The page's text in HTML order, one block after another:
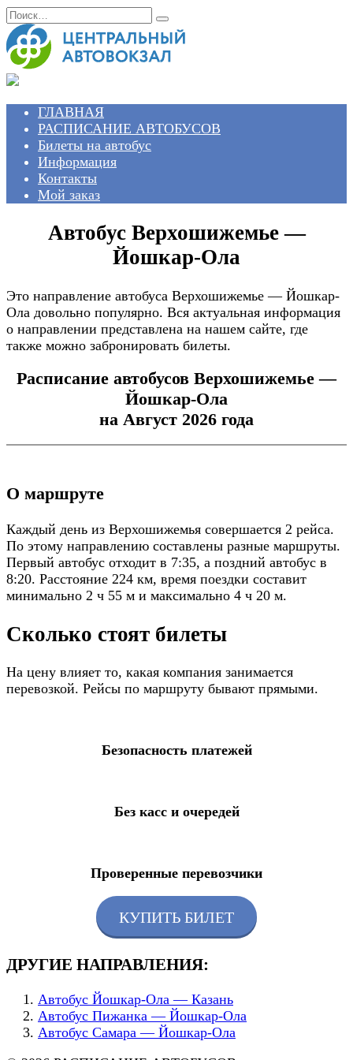
Перейти
к
содержанию
Search
for:
ГЛАВНАЯ
РАСПИСАНИЕ АВТОБУСОВ
Билеты на автобус
Информация
Контакты
Мой заказ
Автобус Верхошижемье —
Йошкар-Ола
Это направление автобуса Верхошижемье — Йошкар-
Ола довольно популярно. Вся актуальная информация
о направлении представлена на нашем сайте, где
также можно забронировать билеты.
Расписание автобусов Верхошижемье —
Йошкар-Ола
на Август 2026 года
О маршруте
Каждый день из Верхошижемья совершается 2 рейса.
По этому направлению составлены разные маршруты.
Первый автобус отходит в 7:35, а поздний автобус в
8:20. Расстояние 224 км, время поездки составит
минимально 2 ч 55 м и максимально 4 ч 20 м.
Сколько стоят билеты
На цену влияет то, какая компания занимается
перевозкой. Рейсы по маршруту бывают прямыми.
Безопасность платежей
Без касс и очередей
Проверенные перевозчики
КУПИТЬ БИЛЕТ
ДРУГИЕ НАПРАВЛЕНИЯ:
Автобус Йошкар-Ола — Казань
Автобус Пижанка — Йошкар-Ола
Автобус Самара — Йошкар-Ола